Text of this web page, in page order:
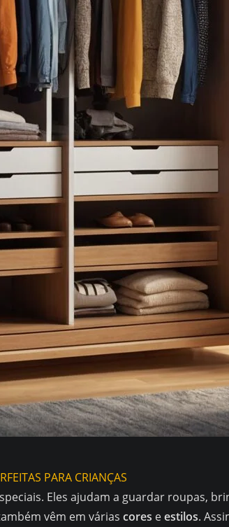
Eles ajudam a guardar roupas,
vêm em várias cores eestilos.